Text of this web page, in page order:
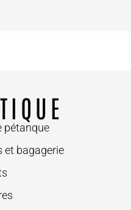
pétanque
et bagagerie